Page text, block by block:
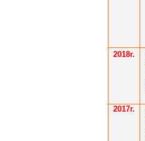
2018г.
2017г.